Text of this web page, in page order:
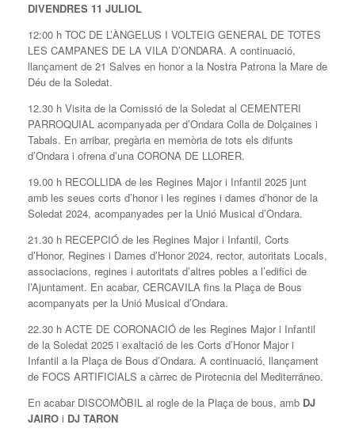
DIVENDRES 11 JULIOL
12:00 h TOC DE L’ÀNGELUS I VOLTEIG GENERAL DE TOTES
LES CAMPANES DE LA VILA D’ONDARA. A continuació,
llançament de 21 Salves en honor a la Nostra Patrona la Mare de
Déu de la Soledat.
12.30 h Visita de la Comissió de la Soledat al CEMENTERI
PARROQUIAL acompanyada per d’Ondara Colla de Dolçaines i
Tabals. En arribar, pregària en memòria de tots els difunts
d’Ondara i ofrena d’una CORONA DE LLORER.
19.00 h RECOLLIDA de les Regines Major i Infantil 2025 junt
amb les seues corts d’honor i les regines i dames d’honor de la
Soledat 2024, acompanyades per la Unió Musical d’Ondara.
21.30 h RECEPCIÓ de les Regines Major i Infantil, Corts
d’Honor, Regines i Dames d’Honor 2024, rector, autoritats Locals,
associacions, regines i autoritats d’altres pobles a l’edifici de
l’Ajuntament. En acabar, CERCAVILA fins la Plaça de Bous
acompanyats per la Unió Musical d’Ondara.
22.30 h ACTE DE CORONACIÓ de les Regines Major i Infantil
de la Soledat 2025 i exaltació de les Corts d’Honor Major i
Infantil a la Plaça de Bous d’Ondara. A continuació, llançament
de FOCS ARTIFICIALS a càrrec de Pirotecnia del Mediterráneo.
En acabar DISCOMÒBIL al rogle de la Plaça de bous, amb DJ
JAIRO i DJ TARON